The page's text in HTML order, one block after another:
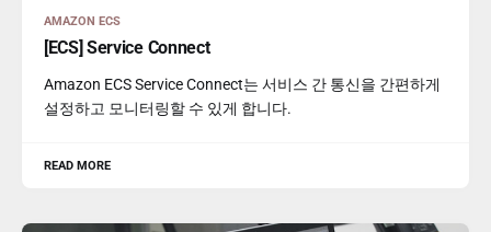
AMAZON ECS
[ECS] Service Connect
Amazon ECS Service Connect는 서비스 간 통신을 간편하게
설정하고 모니터링할 수 있게 합니다.
READ MORE